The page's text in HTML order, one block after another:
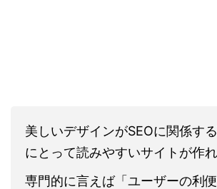
美しいデザインがSEOに関係す
にとって読みやすいサイトが作れ
専門的に言えば「ユーザーの利